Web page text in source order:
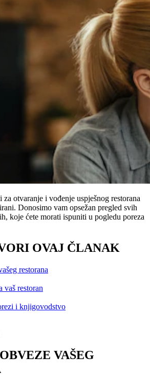
otvaranje i vođenje uspješnog restorana
Donosimo vam opsežan pregled svih
koje ćete morati ispuniti u pogledu poreza
OVAJ ČLANAK
restorana
vaš restoran
i knjigovodstvo
VAŠEG